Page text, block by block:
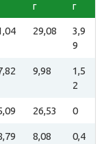
г
г
29,08
3,9
9
9,98
1,5
2
26,53 0
8,08
0,4